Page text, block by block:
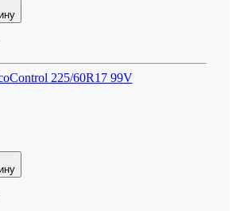
225/60R17 99V